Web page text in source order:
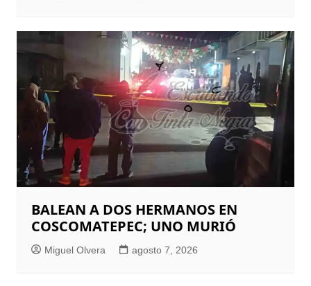
BALEAN A DOS HERMANOS EN
COSCOMATEPEC; UNO MURIÓ
Miguel Olvera agosto 7, 2026